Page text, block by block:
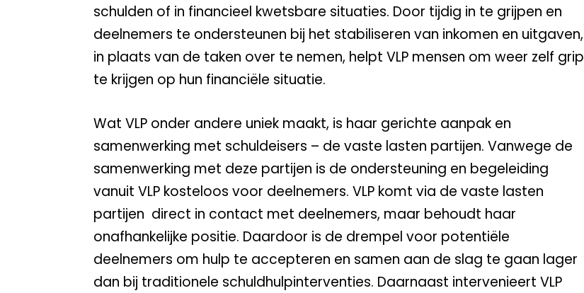
schulden of in financieel kwetsbare situaties. Door tijdig in te grijpen en
deelnemers te ondersteunen bij het stabiliseren van inkomen en uitgaven,
in plaats van de taken over te nemen, helpt VLP mensen om weer zelf grip
te krijgen op hun financiële situatie.
Wat VLP onder andere uniek maakt, is haar gerichte aanpak en
samenwerking met schuldeisers – de vaste lasten partijen. Vanwege de
samenwerking met deze partijen is de ondersteuning en begeleiding
vanuit VLP kosteloos voor deelnemers. VLP komt via de vaste lasten
partijen direct in contact met deelnemers, maar behoudt haar
onafhankelijke positie. Daardoor is de drempel voor potentiële
deelnemers om hulp te accepteren en samen aan de slag te gaan lager
dan bij traditionele schuldhulpinterventies. Daarnaast intervenieert VLP